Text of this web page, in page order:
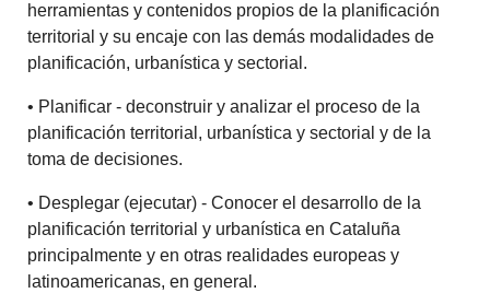
herramientas y contenidos propios de la planificación
territorial y su encaje con las demás modalidades de
planificación, urbanística y sectorial.
• Planificar - deconstruir y analizar el proceso de la
planificación territorial, urbanística y sectorial y de la
toma de decisiones.
• Desplegar (ejecutar) - Conocer el desarrollo de la
planificación territorial y urbanística en Cataluña
principalmente y en otras realidades europeas y
latinoamericanas, en general.